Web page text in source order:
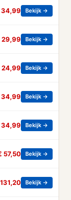
34,99 Bekijk →
29,99 Bekijk →
24,99 Bekijk →
34,99 Bekijk →
34,99 Bekijk →
57,50 Bekijk →
Bekijk →